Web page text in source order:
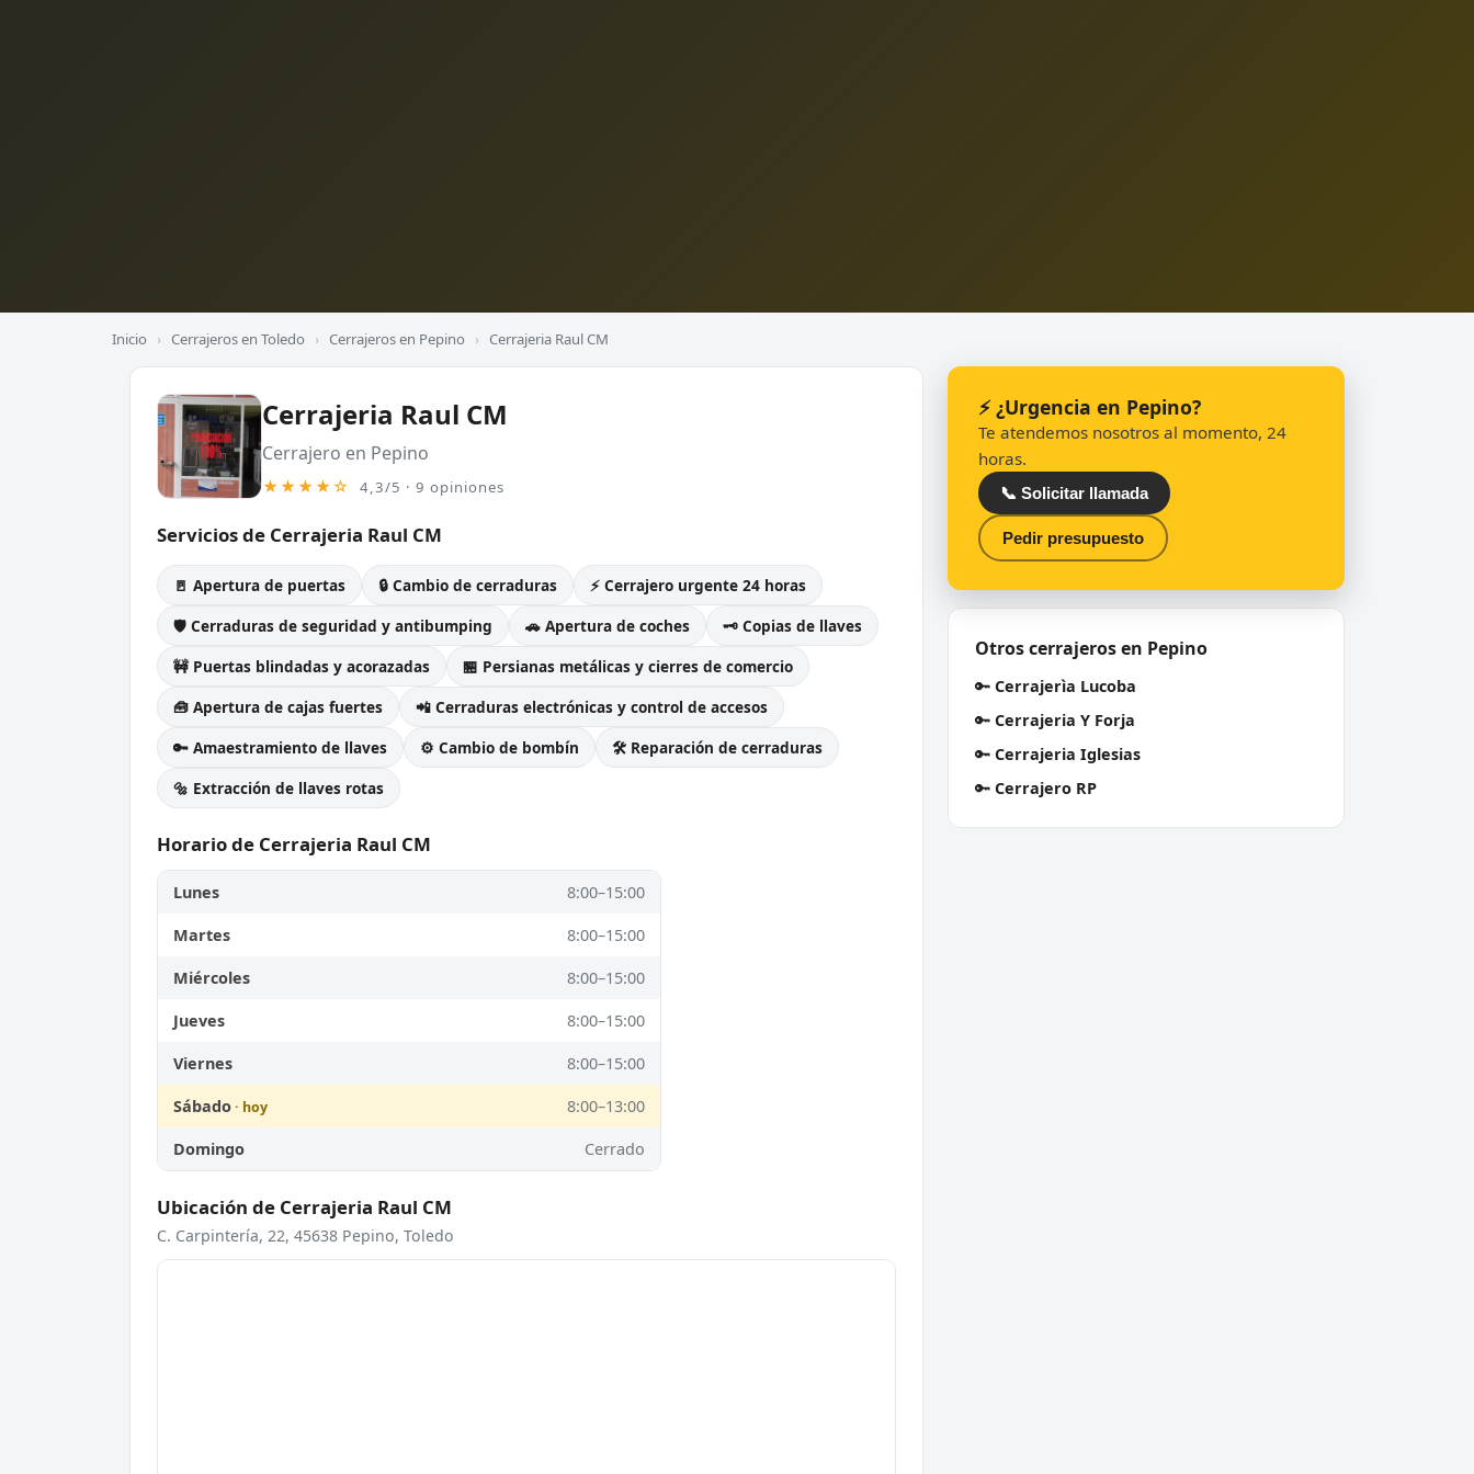
Inicio › Cerrajeros en Toledo › Cerrajeros en Pepino › Cerrajeria Raul CM
Cerrajeria Raul CM
Cerrajero en Pepino
★★★★☆ 4,3/5 · 9 opiniones
Servicios de Cerrajeria Raul CM
🚪 Apertura de puertas 🔒 Cambio de cerraduras
⚡ Cerrajero urgente 24 horas
🛡️ Cerraduras de seguridad y antibumping
🚗 Apertura de coches
🗝️ Copias de llaves
🚧 Puertas blindadas y acorazadas
🏪 Persianas metálicas y cierres de comercio
🧰 Apertura de cajas fuertes
📲 Cerraduras electrónicas y control de accesos
🔑 Amaestramiento de llaves
⚙️ Cambio de bombín
🛠️ Reparación de cerraduras
🔩 Extracción de llaves rotas
Horario de Cerrajeria Raul CM
Lunes 8:00–15:00
Martes 8:00–15:00
Miércoles 8:00–15:00
Jueves 8:00–15:00
Viernes 8:00–15:00
Sábado 8:00–13:00
Domingo Cerrado
Ubicación de Cerrajeria Raul CM
C. Carpintería, 22, 45638 Pepino, Toledo
⚡ ¿Urgencia en Pepino?
Te atendemos nosotros al momento, 24
horas.
📞 Solicitar llamada
Pedir presupuesto
Otros cerrajeros en Pepino
🔑 Cerrajerìa Lucoba
🔑 Cerrajeria Y Forja
🔑 Cerrajeria Iglesias
🔑 Cerrajero RP